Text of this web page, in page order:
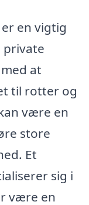
en vigtig
private
at
til rotter og
være en
store
Et
sig i
være en